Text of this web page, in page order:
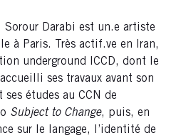
Darabi est un.e artiste
à Paris. Très actif.ve en Iran,
underground ICCD, dont le
ses travaux avant son
études au CCN de
Subject to Change, puis, en
sur le langage, l’identité de